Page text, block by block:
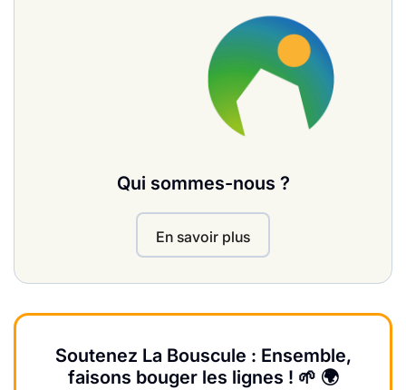
Qui sommes-nous ?
En savoir plus
Soutenez La Bouscule : Ensemble,
faisons bouger les lignes ! 🌱 🌍